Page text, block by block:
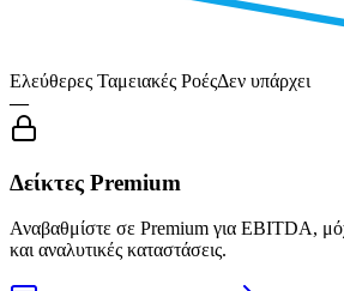
Ελεύθερες Ταμειακές ΡοέςΔεν υπάρχει
—
Δείκτες Premium
Αναβαθμίστε σε Premium για EBITDA,
και αναλυτικές καταστάσεις.